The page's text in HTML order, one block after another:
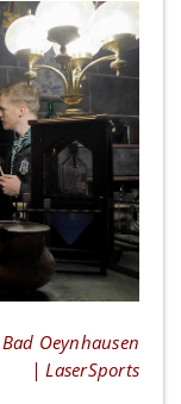
Oeynhausen
| LaserSports